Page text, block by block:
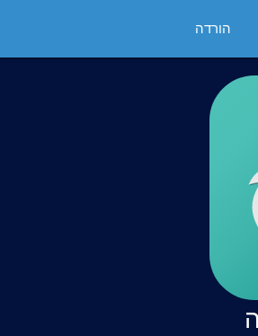
הורדה